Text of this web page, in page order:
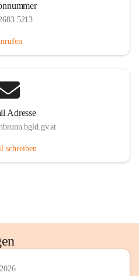
5213
Adresse
schreiben